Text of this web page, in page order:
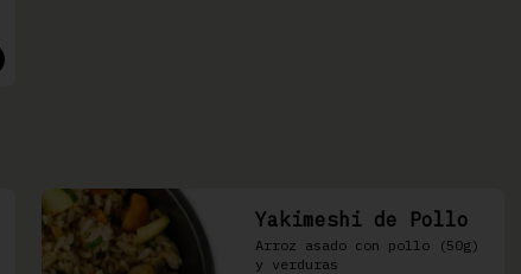
Yakimeshi de Pollo
Arroz asado con pollo (50g)
y verduras